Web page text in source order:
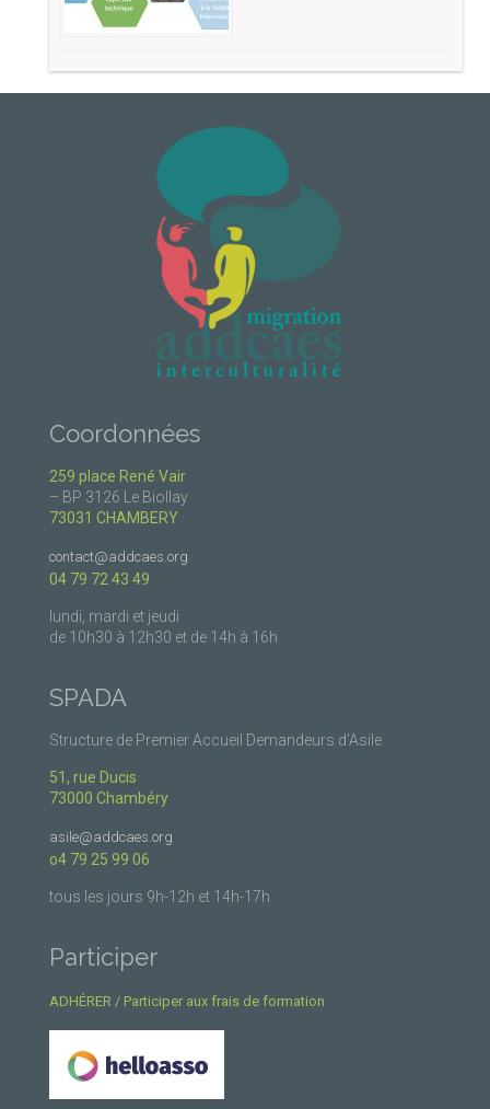
Coordonnées
259 place René Vair
– BP 3126 Le Biollay
73031 CHAMBERY
contact@addcaes.org
04 79 72 43 49
lundi, mardi et jeudi
de 10h30 à 12h30 et de 14h à 16h
SPADA
Structure de Premier Accueil Demandeurs d’Asile
51, rue Ducis
73000 Chambéry
asile@addcaes.org
o4 79 25 99 06
tous les jours 9h-12h et 14h-17h
Participer
ADHÉRER / Participer aux frais de formation